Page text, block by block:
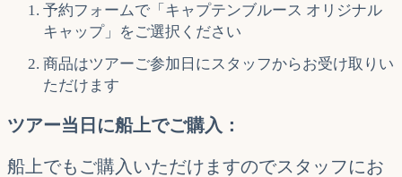
予約フォームで「キャプテンブルース オリジナル
キャップ」をご選択ください
商品はツアーご参加日にスタッフからお受け取りい
ただけます
ツアー当日に船上でご購入：
船上でもご購入いただけますのでスタッフにお